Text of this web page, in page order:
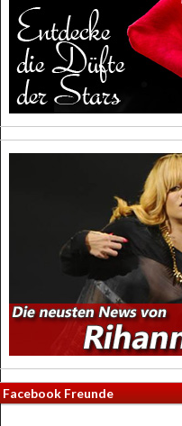
Facebook Freunde